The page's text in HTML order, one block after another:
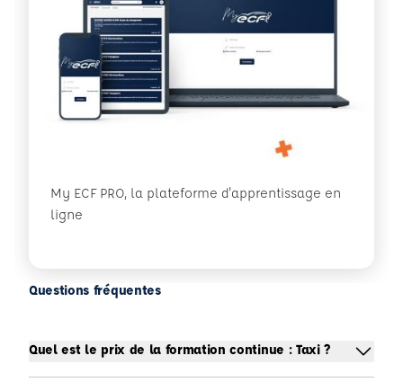
My ECF PRO, la plateforme d'apprentissage en
ligne
Questions fréquentes
Quel est le prix de la formation continue : Taxi ?